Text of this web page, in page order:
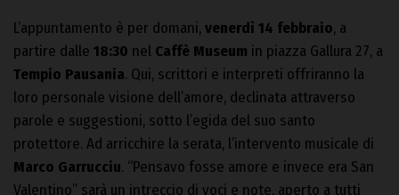
L’appuntamento è per domani, venerdì 14 febbraio, a
partire dalle 18:30 nel Caffè Museum in piazza Gallura 27, a
Tempio Pausania. Qui, scrittori e interpreti offriranno la
loro personale visione dell’amore, declinata attraverso
parole e suggestioni, sotto l’egida del suo santo
protettore. Ad arricchire la serata, l’intervento musicale di
Marco Garrucciu. “Pensavo fosse amore e invece era San
Valentino” sarà un intreccio di voci e note, aperto a tutti